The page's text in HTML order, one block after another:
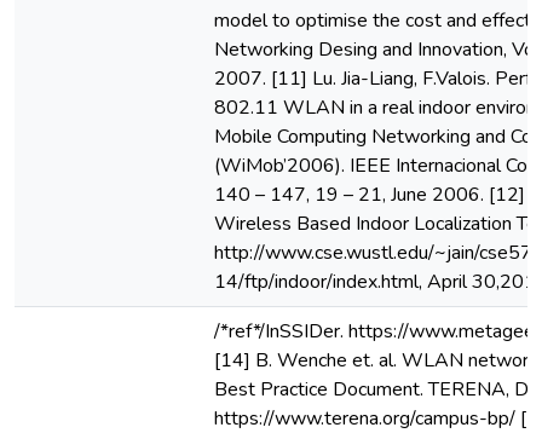
model to optimise the cost and
Networking Desing and Innovation,
2007. [11] Lu. Jia-Liang, F.Valois.
802.11 WLAN in a real indoor
Mobile Computing Networking and
(WiMob’2006). IEEE Internacional
140 – 147, 19 – 21, June 2006. [12]
Wireless Based Indoor Localization
http://www.cse.wustl.edu/~jain/
14/ftp/indoor/index.html, April
/*ref*/InSSIDer. https://
[14] B. Wenche et. al. WLAN network
Best Practice Document. TERENA,
https://www.terena.org/campus-bp/